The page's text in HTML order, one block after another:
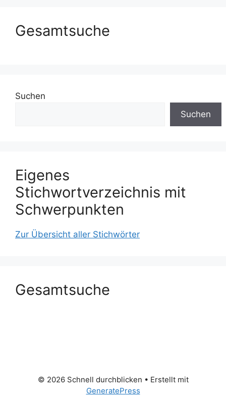
Gesamtsuche
Suchen
Suchen
Eigenes
Stichwortverzeichnis mit
Schwerpunkten
Zur Übersicht aller Stichwörter
Gesamtsuche
© 2026 Schnell durchblicken • Erstellt mit
GeneratePress